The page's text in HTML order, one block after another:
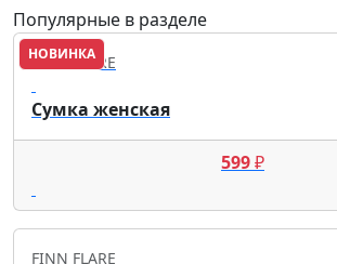
Популярные в разделе
НОВИНКА
FINN FLARE
Сумка женская
599₽
FINN FLARE